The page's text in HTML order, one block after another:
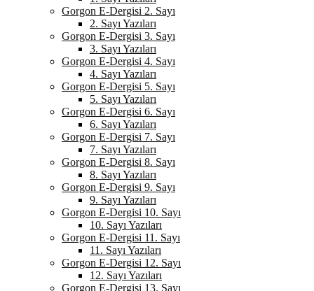
Gorgon E-Dergisi 2. Sayı
2. Sayı Yazıları
Gorgon E-Dergisi 3. Sayı
3. Sayı Yazıları
Gorgon E-Dergisi 4. Sayı
4. Sayı Yazıları
Gorgon E-Dergisi 5. Sayı
5. Sayı Yazıları
Gorgon E-Dergisi 6. Sayı
6. Sayı Yazıları
Gorgon E-Dergisi 7. Sayı
7. Sayı Yazıları
Gorgon E-Dergisi 8. Sayı
8. Sayı Yazıları
Gorgon E-Dergisi 9. Sayı
9. Sayı Yazıları
Gorgon E-Dergisi 10. Sayı
10. Sayı Yazıları
Gorgon E-Dergisi 11. Sayı
11. Sayı Yazıları
Gorgon E-Dergisi 12. Sayı
12. Sayı Yazıları
Gorgon E-Dergisi 13. Sayı